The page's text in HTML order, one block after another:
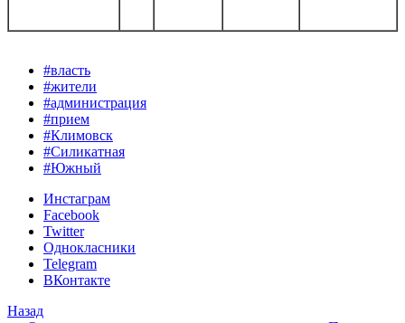
#власть
#жители
#администрация
#прием
#Климовск
#Силикатная
#Южный
Инстаграм
Facebook
Twitter
Однокласники
Telegram
ВКонтакте
Назад